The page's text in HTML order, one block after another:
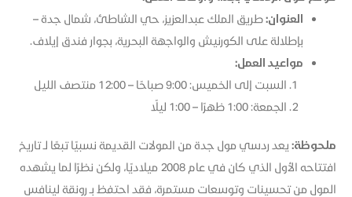
العنوان:طريق الملك عبدالعزيز، حي الشاطئ، شمال جدة –
بإطلالة على الكورنيش والواجهة البحرية، بجوار فندق إيلاف.
مواعيد العمل:
السبت إلى الخميس: 9:00 صباحًا – 12:00 منتصف الليل
الجمعة: 1:00 ظهرًا – 1:00 ليلًا
ملحوظة: يعد ردسي مول جدة من المولات القديمة نسبيًا تبعًا لـ تاريخ
افتتاحه الأول الذي كان في عام 2008 ميلاديًا، ولكن نظرًا لما يشهده
المول من تحسينات وتوسعات مستمرة، فقد احتفظ بـ رونقة لينافس